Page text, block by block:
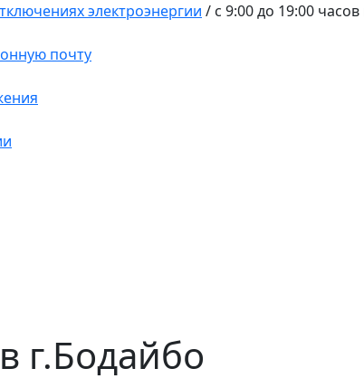
электроэнергии / с 9:00 до 19:00
почту
г.Бодайбо